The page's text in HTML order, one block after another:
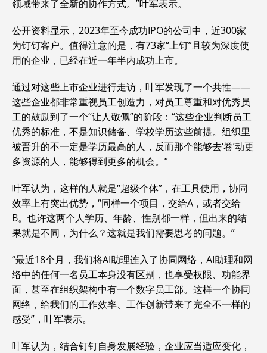
领域带来了全新的协作方式。”叶军表示。
公开资料显示，2023年至今成功IPO的公司中，近300家
为钉钉客户。值得注意的是，有73家“上钉”且较为深度使
用的企业，已经在近一年半内成功上市。
通过对这些上市企业进行走访，叶军发现了一个共性——
这些企业都非常重视员工创造力，对员工尊重和对优秀员
工的鼓励到了一个“让人敬佩”的阶段：“这些企业判断员工
优秀的标准，不是知识储备、学校学历这些前提。组织里
被晋升的不一定是学历最高的人，反而那个能够去‘卷’动更
多资源的人，能够得到更多的机会。”
叶军认为，这样的人就是“超级个体”，在工具使用，协同
效率上有突出优势，“同样一个项目，交给A，或者交给
B。也许这两个人学历、年龄、性别都一样，但出来的结
果就是不同，为什么？这就是我们需要思考的问题。”
“最近18个月，我们将AI助理连入了协同网络，AI助理和网
络中的任何一名员工本身没有区别，也享受权限、功能界
面，甚至在组织架构中有一个数字员工部。这样一个协同
网络，给我们的工作效率、工作创新带来了完全不一样的
感受”，叶军表示。
叶军认为，结合钉钉自身发展经验，企业应当适应变化，